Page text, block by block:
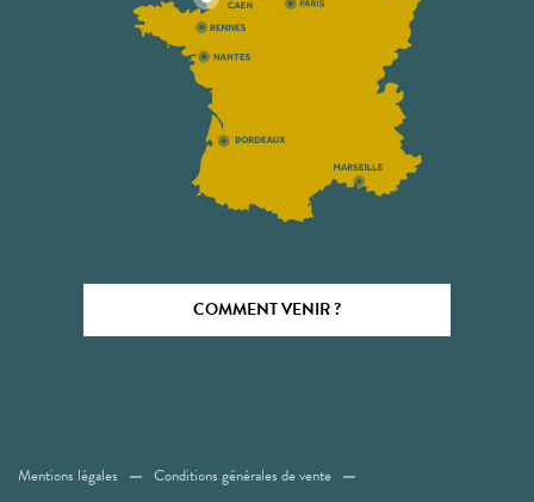
COMMENT VENIR ?
Mentions légales Conditions générales de vente